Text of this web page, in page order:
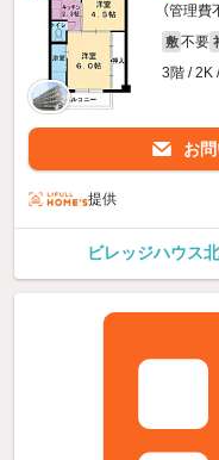
（管理費
敷 不要
3階 / 2K
お
提供
ビレッジハウス